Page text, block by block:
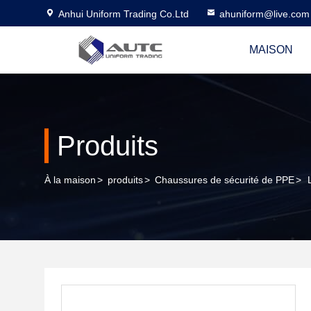
Anhui Uniform Trading Co.Ltd ahuniform@live.com
MAISON
Produits
À la maison> produits> Chaussures de sécurité de PPE>